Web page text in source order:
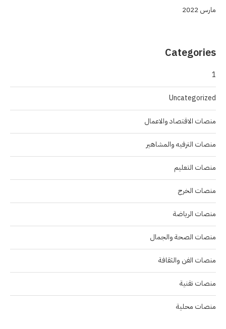
مارس 2022
Categories
1
Uncategorized
منصات الاقتصاد والاعمال
منصات الترفيه والمشاهير
منصات التعليم
منصات الخرج
منصات الرياضة
منصات الصحة والجمال
منصات الفن والثقافة
منصات تقنية
منصات محلية